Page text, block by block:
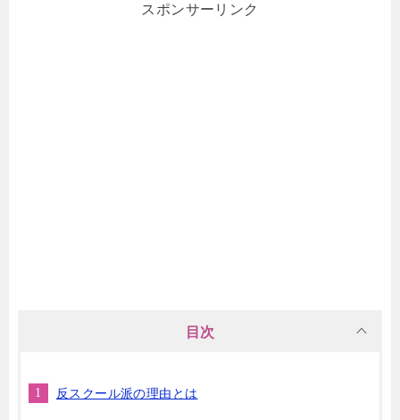
スポンサーリンク
目次
反スクール派の理由とは